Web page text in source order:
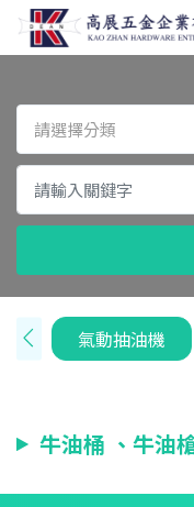
請選擇分類
氣動抽油機
牛油桶 、牛油